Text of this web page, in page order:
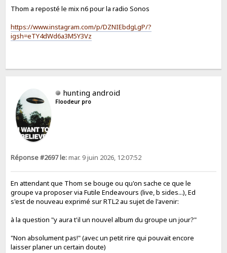
Thom a reposté le mix n6 pour la radio Sonos
https://www.instagram.com/p/DZNIEbdgLgP/?
igsh=eTY4dWd6a3M5Y3Vz
hunting android
Floodeur pro
Réponse #2697 le:mar. 9 juin 2026, 12:07:52
En attendant que Thom se bouge ou qu'on sache ce que le
groupe va proposer via Futile Endeavours (live, b sides...), Ed
s'est de nouveau exprimé sur RTL2 au sujet de l'avenir:
à la question "y aura t'il un nouvel album du groupe un jour?"
"Non absolument pas!" (avec un petit rire qui pouvait encore
laisser planer un certain doute)